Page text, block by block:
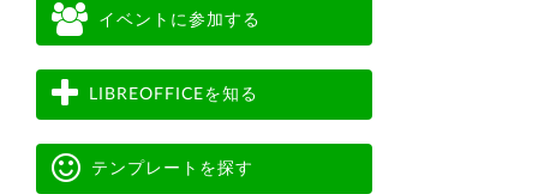
イベントに参加する
LIBREOFFICEを知る
テンプレートを探す